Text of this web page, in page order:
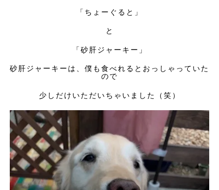
「ちょーぐると」
と
「砂肝ジャーキー」
砂肝ジャーキーは、僕も食べれるとおっしゃっていた
ので
少しだけいただいちゃいました（笑）